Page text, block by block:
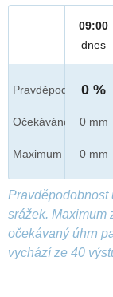
Pravděpod.
Očekáváno
Maximum
09:00
dnes
0 %
0 mm
0 mm
Pravděpodobnost
srážek. Maximum
očekávaný úhrn
vychází ze 40